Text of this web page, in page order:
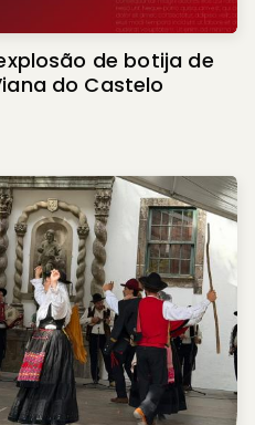
de botija de
do Castelo